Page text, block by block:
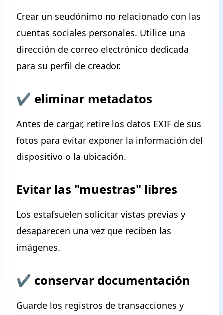
Crear un seudónimo no relacionado con las
cuentas sociales personales. Utilice una
dirección de correo electrónico dedicada
para su perfil de creador.
✔ eliminar metadatos
Antes de cargar, retire los datos EXIF de sus
fotos para evitar exponer la información del
dispositivo o la ubicación.
Evitar las "muestras" libres
Los estafsuelen solicitar vistas previas y
desaparecen una vez que reciben las
imágenes.
✔ conservar documentación
Guarde los registros de transacciones y